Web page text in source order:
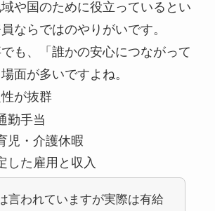
や国のために役立っているとい
ならではのやりがいです。
も、「誰かの安心につながって
面が多いですよね。
が抜群
勤手当
児・介護休暇
した雇用と収入
言われていますが実際は有給